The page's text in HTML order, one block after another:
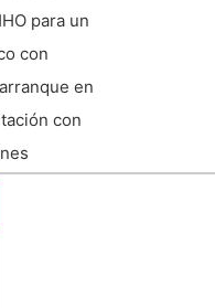
para un
con
en
con